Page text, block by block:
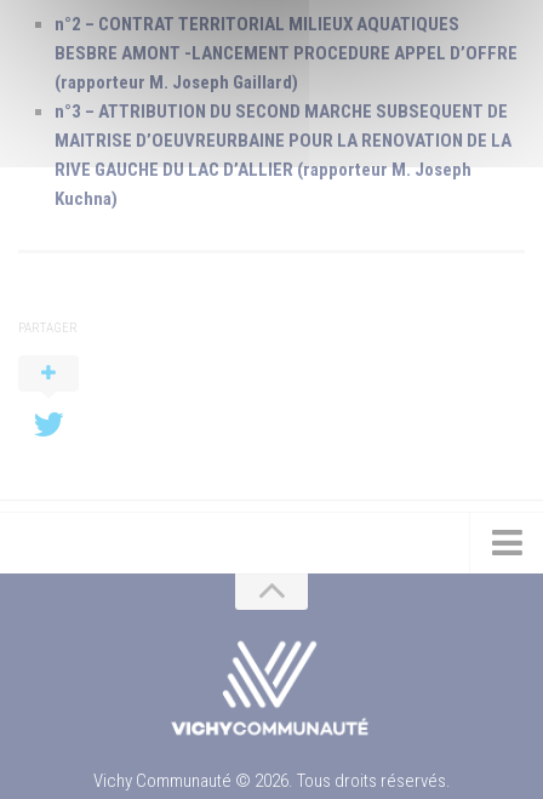
n°2 – CONTRAT TERRITORIAL MILIEUX AQUATIQUES
BESBRE AMONT -LANCEMENT PROCEDURE APPEL D’OFFRE
(rapporteur M. Joseph Gaillard)
n°3 – ATTRIBUTION DU SECOND MARCHE SUBSEQUENT DE
MAITRISE D’OEUVREURBAINE POUR LA RENOVATION DE LA
RIVE GAUCHE DU LAC D’ALLIER (rapporteur M. Joseph
Kuchna)
PARTAGER
Vichy Communauté © 2026. Tous droits réservés.